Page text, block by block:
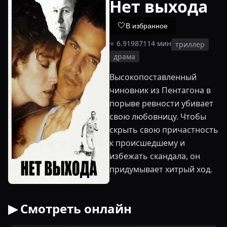
Нет выхода
🤍В избранное
⭐ 6.91987114 мин триллер
драма
Высокопоставленный
чиновник из Пентагона в
порыве ревности убивает
свою любовницу. Чтобы
скрыть свою причастность
к происшедшему и
избежать скандала, он
придумывает хитрый ход.
▶ Смотреть онлайн